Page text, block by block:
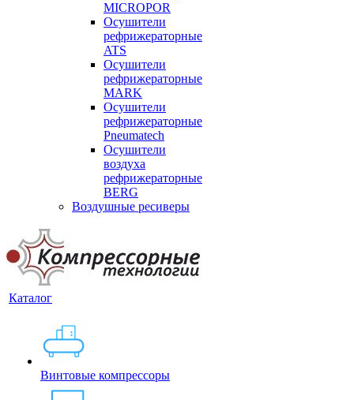
MICROPOR
Осушители
рефрижераторные
ATS
Осушители
рефрижераторные
MARK
Осушители
рефрижераторные
Pneumatech
Осушители
воздуха
рефрижераторные
BERG
Воздушные ресиверы
Каталог
Винтовые компрессоры